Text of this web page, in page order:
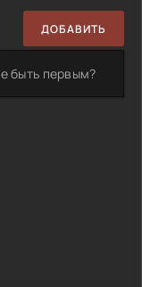
ДОБАВИТЬ
быть первым?